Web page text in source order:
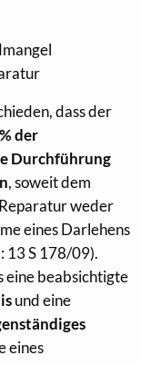
dass der
der
Durchführung
, soweit dem
weder
eines Darlehens
13 S 178/09).
eine beabsichtigte
und eine
eines